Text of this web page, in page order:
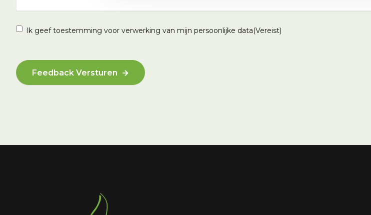
Instemming(Vereist)
Ik geef toestemming voor verwerking van mijn persoonlijke data(Vereist)
Feedback Versturen